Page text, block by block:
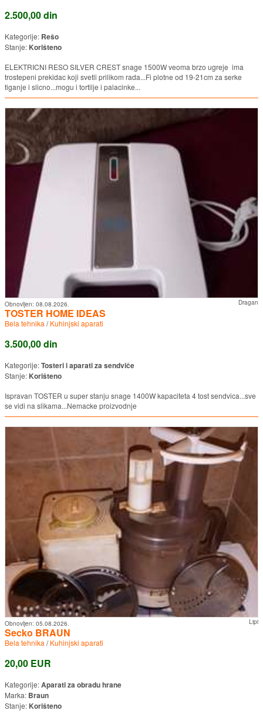
2.500,00 din
Kategorije: Rešo
Stanje: Korišteno
ELEKTRICNI RESO SILVER CREST snage 1500W veoma brzo ugreje ima
trostepeni prekidac koji svetli prilikom rada...Fi plotne od 19-21cm za serke
tiganje i slicno...mogu i tortilje i palacinke...
Dragan
Obnovljen: 08.08.2026.
TOSTER HOME IDEAS
Bela tehnika /Kuhinjski aparati
3.500,00 din
Kategorije:Tosteri i aparati za sendviče
Stanje: Korišteno
Ispravan TOSTER u super stanju snage 1400W kapaciteta 4 tost sendvica...sve
se vidi na slikama...Nemacke proizvodnje
Lipi
Obnovljen: 05.08.2026.
Secko BRAUN
Bela tehnika /Kuhinjski aparati
20,00 EUR
Kategorije:Aparati za obradu hrane
Marka: Braun
Stanje: Korišteno